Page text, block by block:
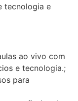
tecnologia e
ao vivo com
e tecnologia.;
para